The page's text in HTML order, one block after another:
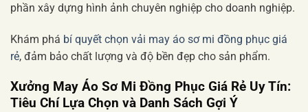
phần xây dựng hình ảnh chuyên nghiệp cho doanh nghiệp.
Khám phá bí quyết chọn vải may áo sơ mi đồng phục giá
rẻ, đảm bảo chất lượng và độ bền đẹp cho sản phẩm.
Xưởng May Áo Sơ Mi Đồng Phục Giá Rẻ Uy Tín:
Tiêu Chí Lựa Chọn và Danh Sách Gợi Ý